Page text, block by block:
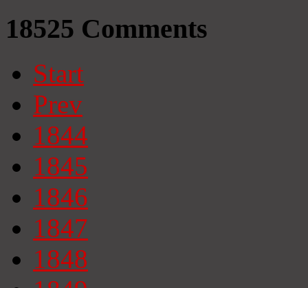
18525 Comments
Start
Prev
1844
1845
1846
1847
1848